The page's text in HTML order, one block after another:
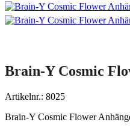
Brain-Y Cosmic
Artikelnr.: 8025
Brain-Y Cosmic Flower